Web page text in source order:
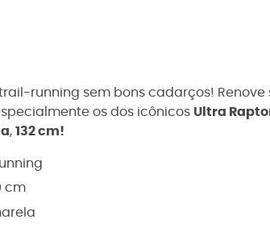
running sem bons cadarços! Renove
os dos icônicos Ultra
, 132 cm!
cm